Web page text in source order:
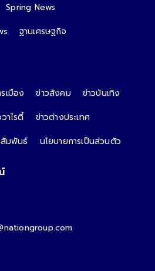
Spring News
ฐานเศรษฐกิจ
เมือง ข่าวสังคม
ข่าวบันเทิง
าไรตี้
ข่าวต่างประเทศ
สัมพันธ์ นโยบายการเป็นส่วนตัว